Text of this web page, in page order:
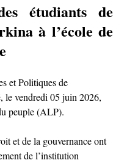
étudiants de
à l’école de
et Politiques de
le vendredi 05 juin 2026,
peuple (ALP).
et de la gouvernance ont
de l’institution